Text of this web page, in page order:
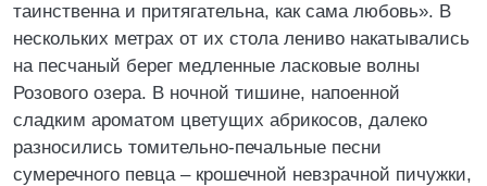
таинственна и притягательна, как сама любовь». В
нескольких метрах от их стола лениво накатывались
на песчаный берег медленные ласковые волны
Розового озера. В ночной тишине, напоенной
сладким ароматом цветущих абрикосов, далеко
разносились томительно-печальные песни
сумеречного певца – крошечной невзрачной пичужки,